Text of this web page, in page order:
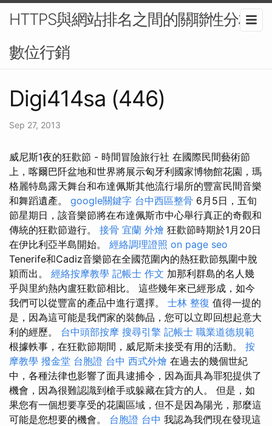
HTTPS與網站排名之間的關聯性分析-
數位行銷
Digi414sa (446)
Sep 27, 2013
威尼斯1夜的狂歡節 - 時間冒險旅行社 在國際民間藝術節
上，喀爾巴阡盆地和世界將展示匈牙利國家博物館花園，瑪
格麗特島露天舞台和布達佩斯其他流行場所的豐富民間音樂
和舞蹈遺產。 google關鍵字 台中西區整骨 6月5日，五旬
節星期日，該音樂節將在布達佩斯市中心舉行真正的奇觀和
傳統的狂歡節遊行。 接骨 宜蘭 外燴 狂歡節時期於1月20日
在伊比利亞半島開始。 經絡調理證照 on page seo
Tenerife和Cadiz音樂節在全國范圍內的熱狂歡節氛圍中脫
穎而出。 經絡按摩教學 記帳士 作文 加那利群島的名人幾
乎與里約熱內盧狂歡節相比。 這些幾年來已經形成，如今
我們可以從豐富的產品中進行選擇。 士林 整復 值得一提的
是，因為這可能是我們家的裝飾品，您可以立即回想起意大
利的經歷。 台中頭部按摩 搜尋引擎 記帳士 職業道德規範
根據軼事，在狂歡節期間，威尼斯未接受有用的活動。 按
摩教學 撥金堂 台胞證 台中 西式外燴 在過去的幾個世紀
中，各種法律也影響了面具逮捕令，因為面具為罪犯提供了
機會，因為很難認識到槍手或躲藏在貸方的人。 但是，如
果您有一個想要享受的花園區域，但不是因為陽光，那麼這
可能是您想要的機會。 台胞證 台中 我認為我們現在發現這